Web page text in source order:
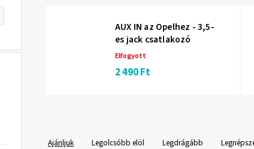
AUX IN az Opelhez - 3,5-
es jack csatlakozó
Elfogyott
2 490 Ft
Ajánljuk Legolcsóbb elöl Legdrágább